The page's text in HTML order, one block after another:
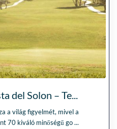
del Solon – Te...
a világ figyelmét, mivel a
70 kiváló minőségű go...